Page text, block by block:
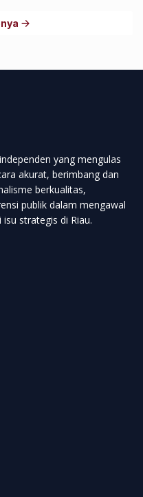
yang mengulas
akurat, berimbang dan
berkualitas,
publik dalam mengawal
strategis di Riau.